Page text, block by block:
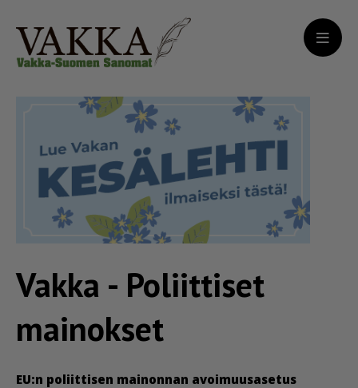
Vakka - Poliittiset
mainokset
EU:n po­liit­ti­sen mai­non­nan avoi­muu­sa­se­tus